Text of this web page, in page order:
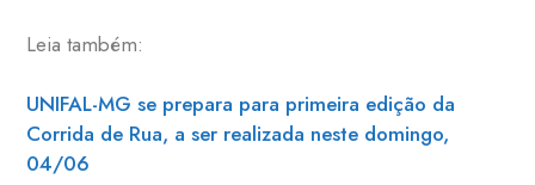
Leia também:
UNIFAL-MG se prepara para primeira edição da
Corrida de Rua, a ser realizada neste domingo,
04/06